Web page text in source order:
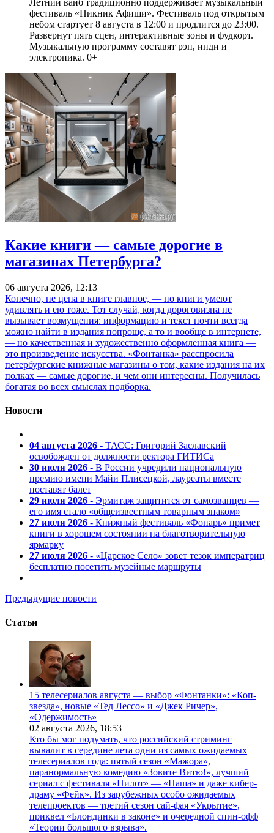
фестиваль «Пикник Афиши». Фестиваль под открытым
небом стартует 8 августа в 12:00 и продлится до 23:00.
Развернут пять сцен, интерактивные зоны и фудкорт.
Музыкальную программу составят рэп, инди и
электроника. 0+
Какие книги — самые дорогие в
магазинах Петербурга?
06 августа 2026, 12:13
Конечно, не цена в книге главное, — но книги умеют
удивлять и ею тоже. Тот случай, когда дороговизна не
вызывает возмущения: информацию и текст почти всегда
можно найти в издания попроще, а то и вообще в интернете,
— но качественная и художественно оформленная книга —
это произведение искусства. «Фонтанка» расспросила
петербургские книжные магазины о том, какие издания на их
полках — самые дорогие, и чем они интересны. Получилась
богатая во всех смыслах подборка.
Новости
04 августа 2026 - ТАСС: Григорий Заславский
освобожден от должности ректора ГИТИСа
30 июля 2026 - В России учредили национальную
премию имени Майи Плисецкой, лауреаты вместе
поставят балет
29 июля 2026 - Эрмитаж защитится от самозванцев —
его имя стало «общеизвестным товарным знаком»
27 июля 2026 - Книжный фестиваль «Фонарь» примет
книги в хорошем состоянии на благотворительную
ярмарку
27 июля 2026 - «Царское Село» зовет тезок императриц
бесплатно посетить музейные маршруты
Предыдущие новости
Статьи
15 телесериалов августа — выбор «Фонтанки»: «Коп-
звезда», новые «Тед Лессо» и «Джек Ричер»,
«Одержимость»
02 августа 2026, 18:53
Кто бы мог подумать, что российский стриминг
вывалит в середине лета одни из самых ожидаемых
телесериалов года: пятый сезон «Мажора»,
паранормальную комедию «Зовите Витю!», лучший
сериал с фестиваля «Пилот» — «Паша» и даже кибер-
драму «Фейк». Из зарубежных особо ожидаемых
телепроектов — третий сезон сай-фая «Укрытие»,
приквел «Блондинки в законе» и очередной спин-офф
«Теории большого взрыва».